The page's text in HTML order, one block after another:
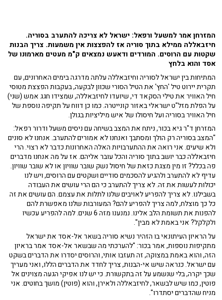
המזרחן אמר למשעל ורפאל: ישראל לא צריכה להתערב בסוריה.
חיזבאללה ממילא בתוך סוריה אז להפצצות אין משמעות. צריך הבנות
שקטות עם הרוסים. המורדים ודאעש נמצאים ק"מ מעטים מארמונו של
אסד והוא בלחץ
המתיחות בין ישראל לסוריה וחיזבאללה עלתה מדרגה בימים האחרונים, עם
תקרית יירוט טיל 'החץ' את הטיל הסורי שכוון לבקעה, בעקבות הפצצת מטוסי
חיל האוויר את טילי הסקאד די, שיועדו לחיזבאללה, שמצידו חגג אמש (שני)
על הפלת מזל"ט ישראלי באזור קונייטרה. כמו כן דווח על תקיפה נוספת של
חיל האוויר בסוריה ועל חיסולו של איש מיליציות בגולן.
המזרחן ד"ר גיא בכור, ניתח את המצב בשיחה עם ניסים משעל ודרור רפאל:
"המצב בסוריה רק הולך ומסתבך ואנחנו לא אמורים להתערב. אנחנו לא סונים
ולא שיעים. אני רואה את ההתערבויות האלה האחרונות כדבר לא רצוי. הרי
חיזבאללה כבר יושב בתוך סוריה והכל עובר אליהם. אז על מה אנחנו מדברים
פה בכלל? זו מין מצגת כזאת של חיסול נשק שובר שוויון או לא שובר שוויון.
עדיף לא להתערב ולהגיע להסכמים סודיים ושקטים עם הרוסים, ויש לנו
יכולות לעשות את זה. לא צריך להתערב כי הם הרי עושים את העבודה
בשבילנו. לא צריך להפריע לאויבים שלנו לתלות את עצמם. הם עושים את זה
כל כך מוצלח, למה צריך להפריע להם? המעורבות שלנו מאפשרת להם
להפנות את תשומת הלב אלינו. נמנענו מזה 6 שנים. למה להפריע עכשיו
ולקלקל? אני באמת לא מבין".
על הראיון העיתונאי בו הזהיר נשיא סוריה בשאר אל-אסד את ישראל
מתקיפות נוספות, אמר בכור: "להערכתי מה שבשאר אל-אסד אמר בראיון
הזה, והוא באמת במצוקה, זה תעזבו אותי, והרוסים יסדרו את הדברים בשקט
עם ישראל. כנראה שיש אי-הבנות, צריך לחדד את הדברים הללו, ואני מעריך
שכך יקרה, בלי שנשמע על זה בתקשורת. כי יש לנו אפיקי הגעה מצוינים אל
פוטין, כמו שיש לבשאר, לחיזבאללה ולאירן, והוא (פוטין) מושך בחוטים. אני
מניח שהדברים יסתדרו".